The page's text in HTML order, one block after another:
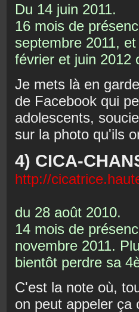
Du 14 juin 2011.
16 mois de
septembre 2011,
février et juin 2012
Je mets là en
de Facebook qui
adolescents,
sur la photo qu'ils
4) CICA-
http://
du 28 août 2010.
14 mois de
novembre 2011.
bientôt perdre sa
C'est la note où,
on peut appeler ça